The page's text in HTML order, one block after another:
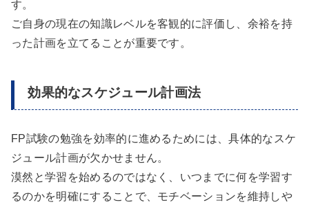
す。
ご自身の現在の知識レベルを客観的に評価し、余裕を持
った計画を立てることが重要です。
効果的なスケジュール計画法
FP試験の勉強を効率的に進めるためには、具体的なスケ
ジュール計画が欠かせません。
漠然と学習を始めるのではなく、いつまでに何を学習す
るのかを明確にすることで、モチベーションを維持しや